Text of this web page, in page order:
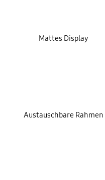
Mattes Display
Austauschbare Rahmen